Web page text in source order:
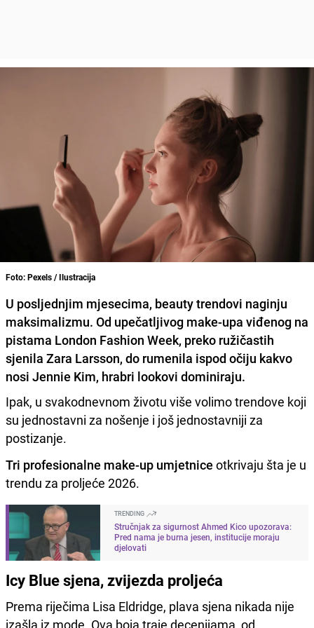
Foto: Pexels / Ilustracija
U posljednjim mjesecima, beauty trendovi naginju
maksimalizmu. Od upečatljivog make-upa viđenog na
pistama London Fashion Week, preko ružičastih
sjenila Zara Larsson, do rumenila ispod očiju kakvo
nosi Jennie Kim, hrabri lookovi dominiraju.
Ipak, u svakodnevnom životu više volimo trendove koji
su jednostavni za nošenje i još jednostavniji za
postizanje.
Tri profesionalne make-up umjetnice otkrivaju šta je u
trendu za proljeće 2026.
TRENDING
Stručnjak za sigurnost Ahmed Kico upozorava:
Pred nama je burna jesen, institucije moraju
djelovati
Icy Blue sjena, zvijezda proljeća
Prema riječima Lisa Eldridge, plava sjena nikada nije
izašla iz mode. Ova boja traje decenijama, od